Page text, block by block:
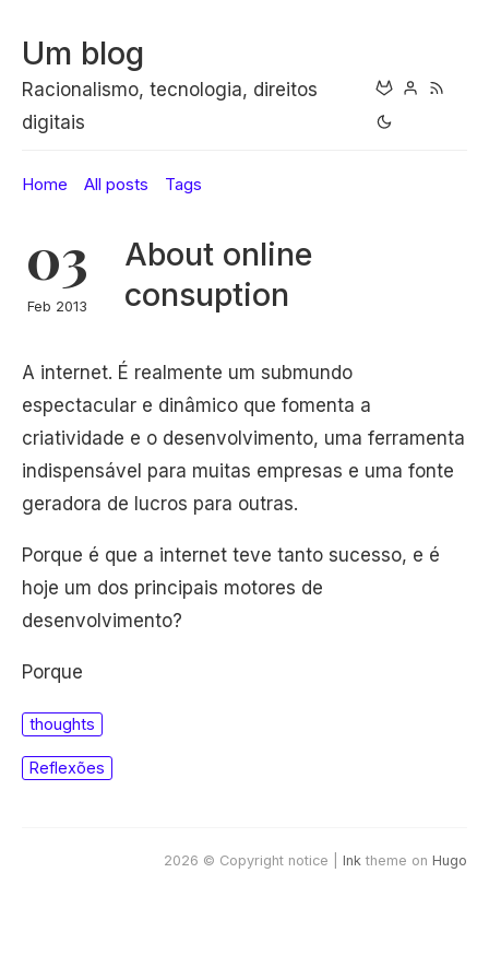
Um blog
Racionalismo, tecnologia, direitos
digitais
Home All posts Tags
03
Feb 2013
About online
consuption
A internet. É realmente um submundo
espectacular e dinâmico que fomenta a
criatividade e o desenvolvimento, uma ferramenta
indispensável para muitas empresas e uma fonte
geradora de lucros para outras.
Porque é que a internet teve tanto sucesso, e é
hoje um dos principais motores de
desenvolvimento?
Porque
thoughts
Reflexões
2026 © Copyright notice | Ink theme on Hugo